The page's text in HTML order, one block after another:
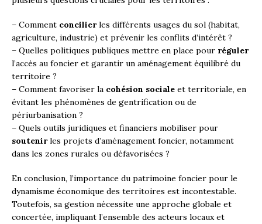
– Comment concilierles différents usages du sol (habitat,
agriculture, industrie) et prévenir les conflits d’intérêt ?
– Quelles politiques publiques mettre en place pour réguler
l’accès au foncier et garantir un aménagement équilibré du
territoire ?
– Comment favoriser la cohésion sociale et territoriale, en
évitant les phénomènes de gentrification ou de
périurbanisation ?
– Quels outils juridiques et financiers mobiliser pour
soutenirles projets d’aménagement foncier, notamment
dans les zones rurales ou défavorisées ?
En conclusion, l’importance du patrimoine foncier pour le
dynamisme économique des territoires est incontestable.
Toutefois, sa gestion nécessite une approche globale et
concertée, impliquant l’ensemble des acteurs locaux et